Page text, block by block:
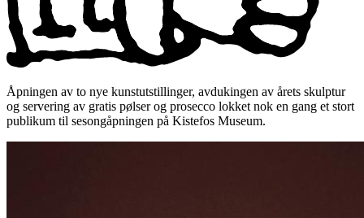
Åpningen av to nye kunstutstillinger, avdukingen av årets skulptur
og servering av gratis pølser og prosecco lokket nok en gang et stort
publikum til sesongåpningen på Kistefos Museum.